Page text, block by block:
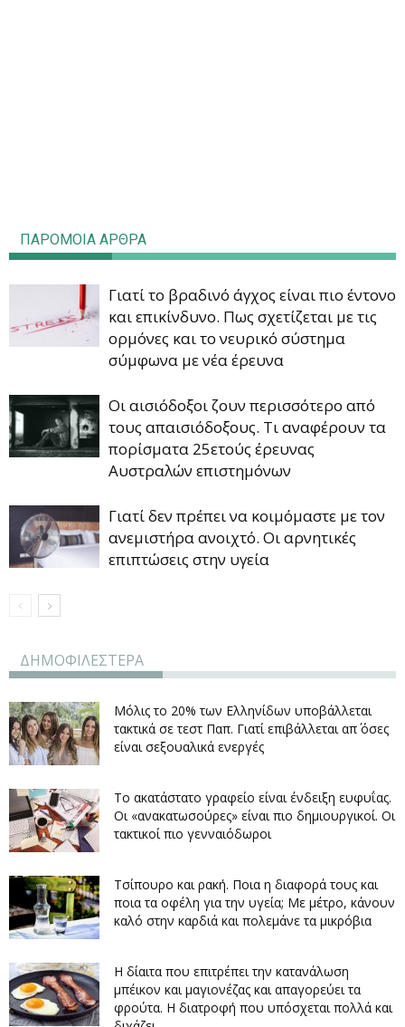
ΠΑΡΟΜΟΙΑ ΑΡΘΡΑ
Γιατί το βραδινό άγχος είναι πιο έντονο
και επικίνδυνο. Πως σχετίζεται με τις
ορμόνες και το νευρικό σύστημα
σύμφωνα με νέα έρευνα
Οι αισιόδοξοι ζουν περισσότερο από
τους απαισιόδοξους. Τι αναφέρουν τα
πορίσματα 25ετούς έρευνας
Αυστραλών επιστημόνων
Γιατί δεν πρέπει να κοιμόμαστε με τον
ανεμιστήρα ανοιχτό. Οι αρνητικές
επιπτώσεις στην υγεία
ΔΗΜΟΦΙΛΕΣΤΕΡΑ
Μόλις το 20% των Ελληνίδων υποβάλλεται
τακτικά σε τεστ Παπ. Γιατί επιβάλλεται απ΄ όσες
είναι σεξουαλικά ενεργές
Το ακατάστατο γραφείο είναι ένδειξη ευφυΐας.
Οι «ανακατωσούρες» είναι πιο δημιουργικοί. Οι
τακτικοί πιο γενναιόδωροι
Τσίπουρο και ρακή. Ποια η διαφορά τους και
ποια τα οφέλη για την υγεία; Με μέτρο, κάνουν
καλό στην καρδιά και πολεμάνε τα μικρόβια
Η δίαιτα που επιτρέπει την κατανάλωση
μπέικον και μαγιονέζας και απαγορεύει τα
φρούτα. Η διατροφή που υπόσχεται πολλά και